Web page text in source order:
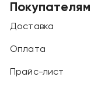
Покупателям
Доставка
Оплата
Прайс-лист